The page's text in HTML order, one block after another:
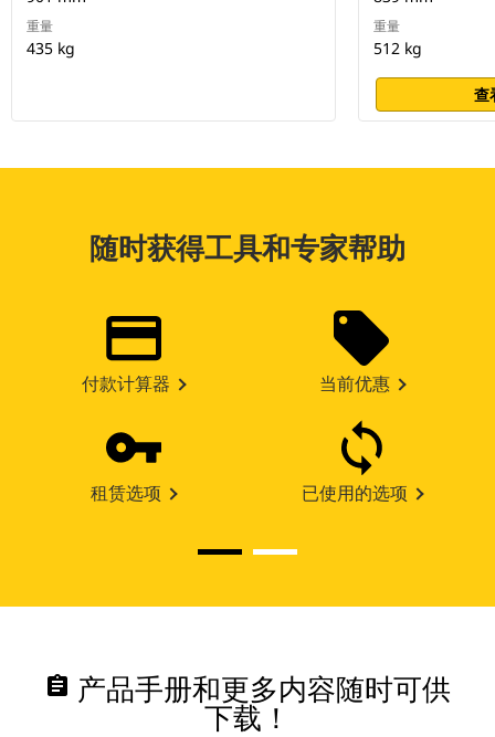
重量
435 kg
重量
512 kg
查
随时获得工具和专家帮助
付款计算器 当前优惠
租赁选项 已使用的选项
assignment 产品手册和更多内容随时可供
下载！